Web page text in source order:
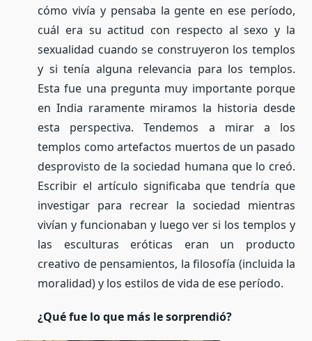
cómo vivía y pensaba la gente en ese período,
cuál era su actitud con respecto al sexo y la
sexualidad cuando se construyeron los templos
y si tenía alguna relevancia para los templos.
Esta fue una pregunta muy importante porque
en India raramente miramos la historia desde
esta perspectiva. Tendemos a mirar a los
templos como artefactos muertos de un pasado
desprovisto de la sociedad humana que lo creó.
Escribir el artículo significaba que tendría que
investigar para recrear la sociedad mientras
vivían y funcionaban y luego ver si los templos y
las esculturas eróticas eran un producto
creativo de pensamientos, la filosofía (incluida la
moralidad) y los estilos de vida de ese período.
¿Qué fue lo que más le sorprendió?